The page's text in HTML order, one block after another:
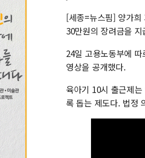
[세종=뉴스핌] 양가희
30만원의 장려금을
24일 고용노동부에
영상을 공개했다.
육아기 10시 출근제
록 돕는 제도다. 법정